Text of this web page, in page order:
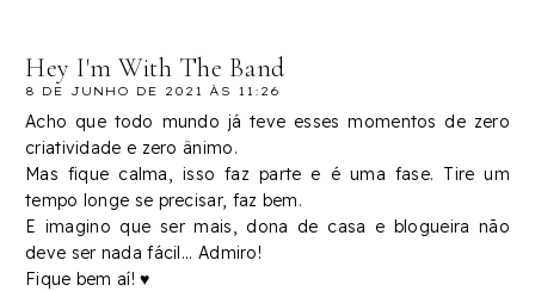
Hey I'm With The Band
8 DE JUNHO DE 2021 ÀS 11:26
Acho que todo mundo já teve esses momentos de zero
criatividade e zero ânimo.
Mas fique calma, isso faz parte e é uma fase. Tire um
tempo longe se precisar, faz bem.
E imagino que ser mais, dona de casa e blogueira não
deve ser nada fácil... Admiro!
Fique bem aí! ♥